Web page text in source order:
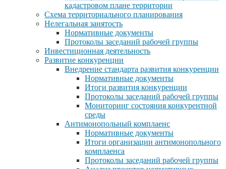
кадастровом плане территории
Схема территориального планирования
Нелегальная занятость
Нормативные документы
Протоколы заседаний рабочей группы
Инвестиционная деятельность
Развитие конкуренции
Внедрение стандарта развития конкуренции
Нормативные документы
Итоги развития конкуренции
Протоколы заседаний рабочей группы
Мониторинг состояния конкурентной
среды
Антимонопольный комплаенс
Нормативные документы
Итоги организации антимонопольного
комплаенса
Протоколы заседаний рабочей группы